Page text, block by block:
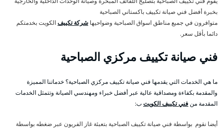
بخبرة أفضل فني صيانة تكييف باكستاني الصباحية
متوافرون في جميع مناطق اسواق الصباحية وضواحيها شركة تكييفالكويت بخدمتكم
دائما بأقل سعر.
فني صيانة تكييف مركزي الصباحية
ما هي الخدمات التي يقدمها فني صيانة تكييف مركزي الصباحية؟ خدماتنا المميزة
والمقدمة بكفاءة ومصداقية عالية عبر أفضل خبراء ومهندسي الصيانة وتتمثل الخدمات
المقدمة منفني تكييف الكويتب:
أيضا نقوم بواسطة فني صيانة تكييف الصباحية بتعبئة غاز الفريون عبر ضغطه بواسطة